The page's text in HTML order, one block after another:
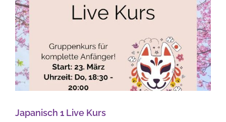
Japanisch 1 Live Kurs